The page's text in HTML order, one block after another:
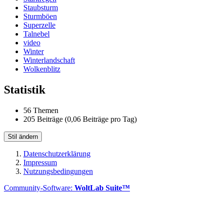
Staubsturm
Sturmböen
Superzelle
Talnebel
video
Winter
Winterlandschaft
Wolkenblitz
Statistik
56 Themen
205 Beiträge (0,06 Beiträge pro Tag)
Stil ändern
Datenschutzerklärung
Impressum
Nutzungsbedingungen
Community-Software: WoltLab Suite™